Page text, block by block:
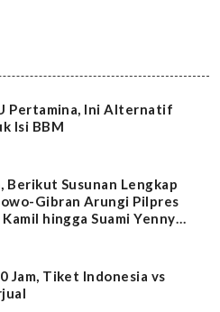
Pertamina, Ini Alternatif
Isi BBM
Berikut Susunan Lengkap
Gibran Arungi Pilpres
hingga Suami Yenny
Jam, Tiket Indonesia vs